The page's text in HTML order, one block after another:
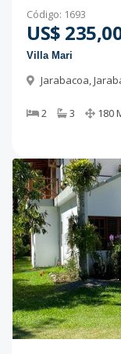
Código: 1693
US$
Villa Mari
Jarabacoa,
2 3 180